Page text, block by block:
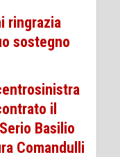
ringrazia
sostegno
il
Basilio
Comandulli